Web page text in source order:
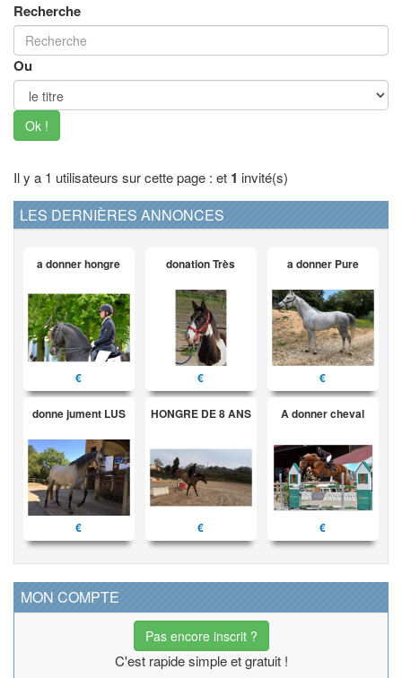
Recherche
Ou
Ok !
Il y a 1 utilisateurs sur cette page : et 1 invité(s)
LES DERNIÈRES ANNONCES
a donner hongre
€
donation Très
€
a donner Pure
€
donne jument LUS
€
HONGRE DE 8 ANS
€
A donner cheval
€
MON COMPTE
Pas encore inscrit ?
C'est rapide simple et gratuit !